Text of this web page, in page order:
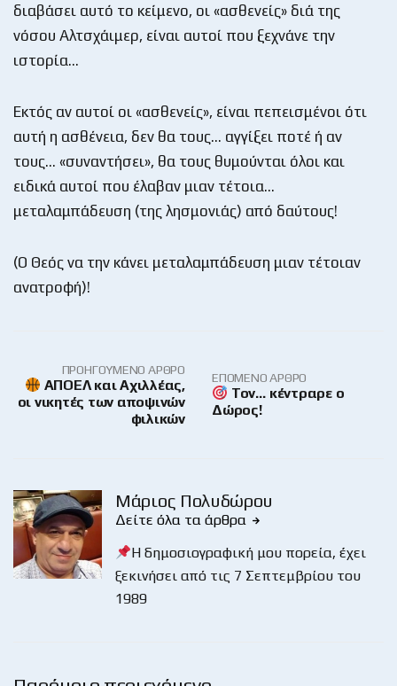
διαβάσει αυτό το κείμενο, οι «ασθενείς» διά της
νόσου Αλτσχάιμερ, είναι αυτοί που ξεχνάνε την
ιστορία…
Εκτός αν αυτοί οι «ασθενείς», είναι πεπεισμένοι ότι
αυτή η ασθένεια, δεν θα τους… αγγίξει ποτέ ή αν
τους… «συναντήσει», θα τους θυμούνται όλοι και
ειδικά αυτοί που έλαβαν μιαν τέτοια…
μεταλαμπάδευση (της λησμονιάς) από δαύτους!
(Ο Θεός να την κάνει μεταλαμπάδευση μιαν τέτοιαν
ανατροφή)!
ΠΡΟΗΓΟΎΜΕΝΟ ΆΡΘΡΟ
ΑΠΟΕΛ και Αχιλλέας,
οι νικητές των αποψινών
φιλικών
ΕΠΌΜΕΝΟ ΆΡΘΡΟ
Τον… κέντραρε ο
Δώρος!
Μάριος Πολυδώρου
Δείτε όλα τα άρθρα
Η δημοσιογραφική μου πορεία, έχει
ξεκινήσει από τις 7 Σεπτεμβρίου του
1989